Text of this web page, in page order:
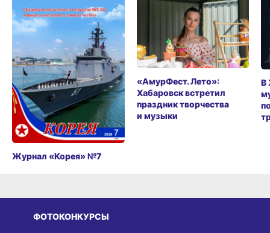
Журнал «Корея» №7
«АмурФест. Лето»:
Хабаровск встретил
праздник творчества
и музыки
В
ФОТОКОНКУРСЫ